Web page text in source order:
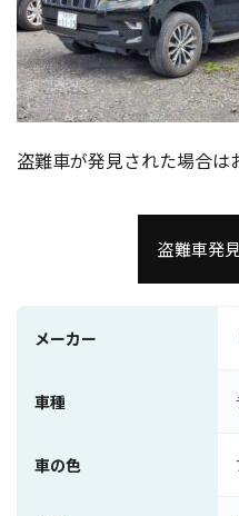
盗難車が発見された場合は
盗難車発
メーカー
車種
車の色